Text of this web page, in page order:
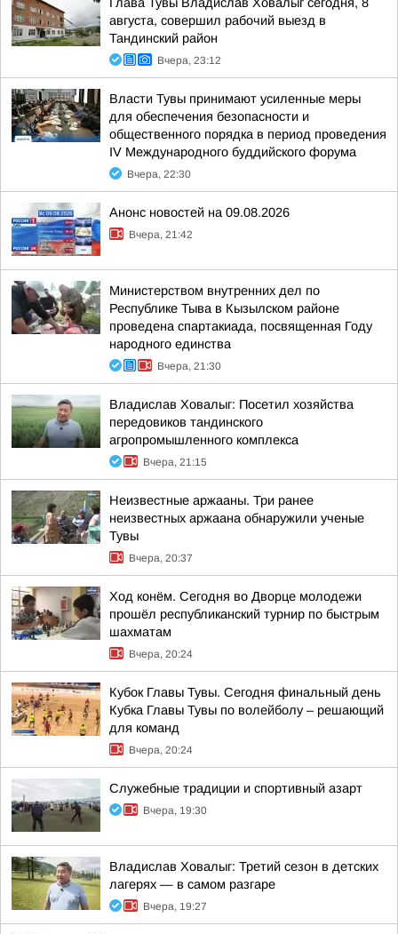
августа, совершил рабочий выезд в
Тандинский район
Вчера, 23:12
Власти Тувы принимают усиленные меры
для обеспечения безопасности и
общественного порядка в период проведения
IV Международного буддийского форума
Вчера, 22:30
Анонс новостей на 09.08.2026
Вчера, 21:42
Министерством внутренних дел по
Республике Тыва в Кызылском районе
проведена спартакиада, посвященная Году
народного единства
Вчера, 21:30
Владислав Ховалыг: Посетил хозяйства
передовиков тандинского
агропромышленного комплекса
Вчера, 21:15
Неизвестные аржааны. Три ранее
неизвестных аржаана обнаружили ученые
Тувы
Вчера, 20:37
Ход конём. Сегодня во Дворце молодежи
прошёл республиканский турнир по быстрым
шахматам
Вчера, 20:24
Кубок Главы Тувы. Сегодня финальный день
Кубка Главы Тувы по волейболу – решающий
для команд
Вчера, 20:24
Служебные традиции и спортивный азарт
Вчера, 19:30
Владислав Ховалыг: Третий сезон в детских
лагерях — в самом разгаре
Вчера, 19:27